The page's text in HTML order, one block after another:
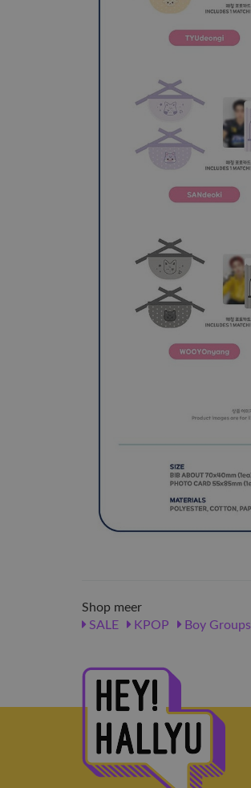
Shop meer
SALE
KPOP Boy Groups